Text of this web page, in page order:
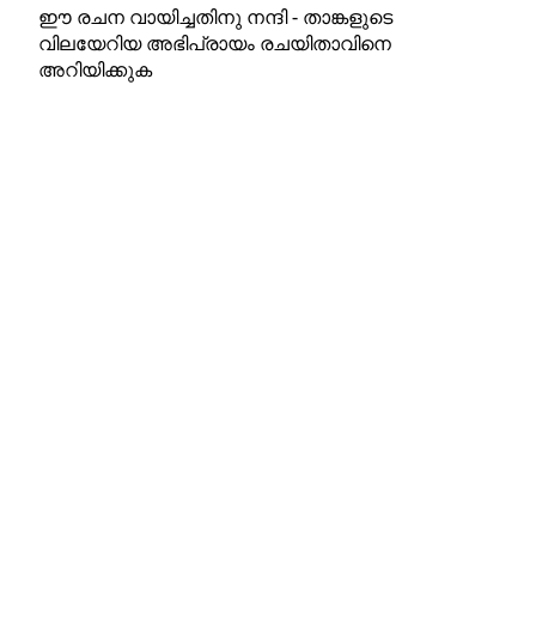
ഈ രചന വായിച്ചതിനു നന്ദി - താങ്കളുടെ
വിലയേറിയ അഭിപ്രായം രചയിതാവിനെ
അറിയിക്കുക